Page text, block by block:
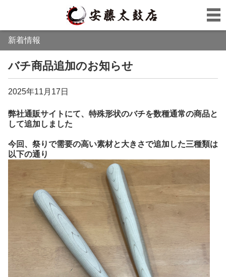
新着情報
バチ商品追加のお知らせ
2025年11月17日
弊社通販サイトにて、特殊形状のバチを数種通常の商品と
して追加しました
今回、祭りで需要の高い素材と大きさで追加した三種類は
以下の通り